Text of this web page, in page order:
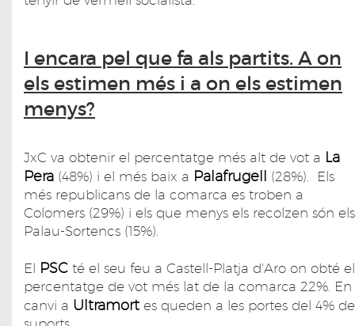
I encara pel que fa als partits. A on
els estimen més i a on els estimen
menys?
JxC va obtenir el percentatge més alt de vot a La
Pera (48%) i el més baix a Palafrugell (28%). Els
més republicans de la comarca es troben a
Colomers (29%) i els que menys els recolzen són els
Palau-Sortencs (15%).
El PSC té el seu feu a Castell-Platja d'Aro on obté el
percentatge de vot més lat de la comarca 22%. En
canvi a Ultramort es queden a les portes del 4% de